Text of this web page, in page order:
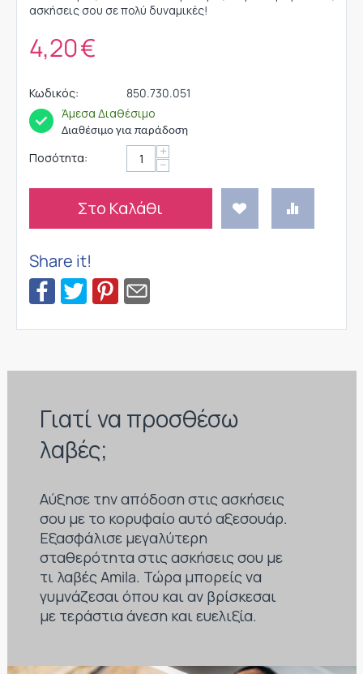
ασκήσεις σου σε πολύ δυναμικές!
4,20€
Κωδικός:
850.730.051
Άμεσα Διαθέσιμο
Διαθέσιμο για παράδοση
Ποσότητα: +
−
Στο Καλάθι
Share it!
Γιατί να προσθέσω
λαβές;
Αύξησε την απόδοση στις ασκήσεις
σου με το κορυφαίο αυτό αξεσουάρ.
Εξασφάλισε μεγαλύτερη
σταθερότητα στις ασκήσεις σου με
τι λαβές Amila. Τώρα μπορείς να
γυμνάζεσαι όπου και αν βρίσκεσαι
με τεράστια άνεση και ευελιξία.